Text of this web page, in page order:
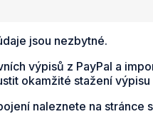
jsou nezbytné.
výpisů z PayPal a
okamžité stažení
naleznete na stránce s